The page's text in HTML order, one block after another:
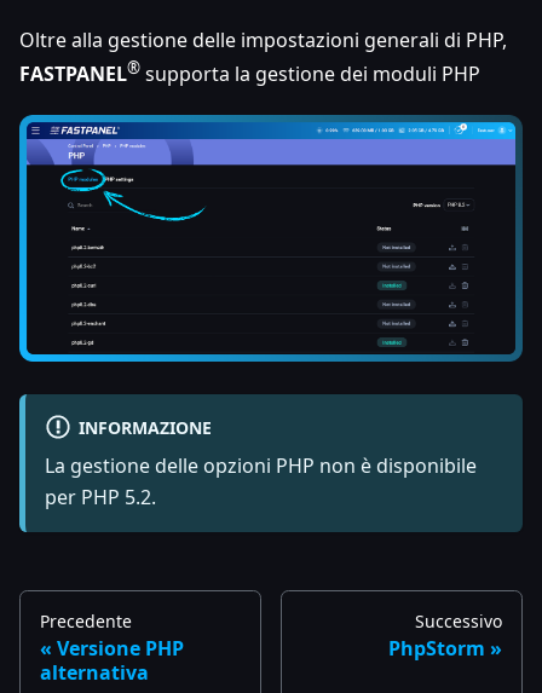
Oltre alla gestione delle impostazioni generali di PHP,
FASTPANEL® supporta la gestione dei moduli PHP
INFORMAZIONE
La gestione delle opzioni PHP non è disponibile
per PHP 5.2.
Precedente
Versione PHP
alternativa
Successivo
PhpStorm